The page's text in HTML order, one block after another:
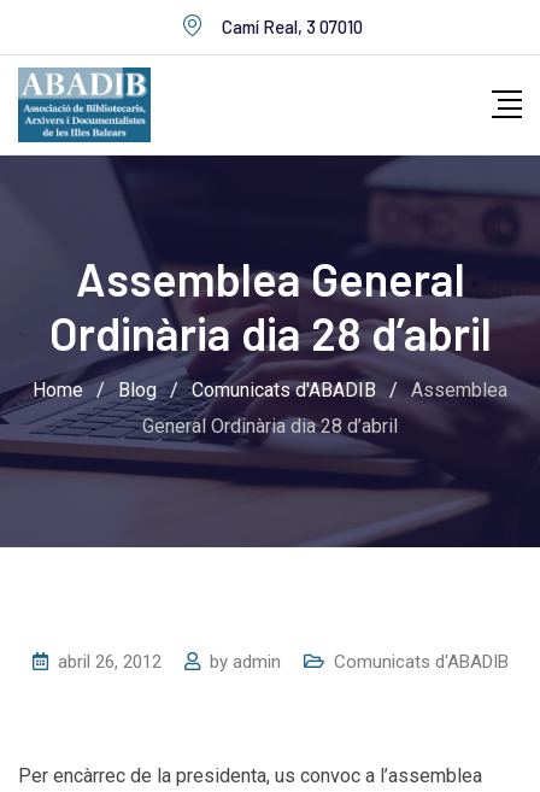
to
content
Camí Real, 3 07010
Assemblea General
Ordinària dia 28 d’abril
Home / Blog / Comunicats d'ABADIB /
Assemblea
General Ordinària dia 28 d’abril
abril 26, 2012 by admin Comunicats d'ABADIB
Per encàrrec de la presidenta, us convoc a l’assemblea